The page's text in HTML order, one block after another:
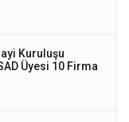
Kuruluşu
Üyesi 10 Firma